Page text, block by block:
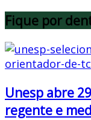
Fique por
Unesp abre
regente e